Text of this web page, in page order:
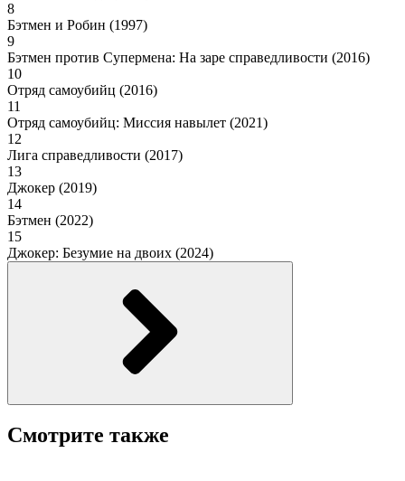
8
Бэтмен и Робин (1997)
9
Бэтмен против Супермена: На заре справедливости (2016)
10
Отряд самоубийц (2016)
11
Отряд самоубийц: Миссия навылет (2021)
12
Лига справедливости (2017)
13
Джокер (2019)
14
Бэтмен (2022)
15
Джокер: Безумие на двоих (2024)
Смотрите также